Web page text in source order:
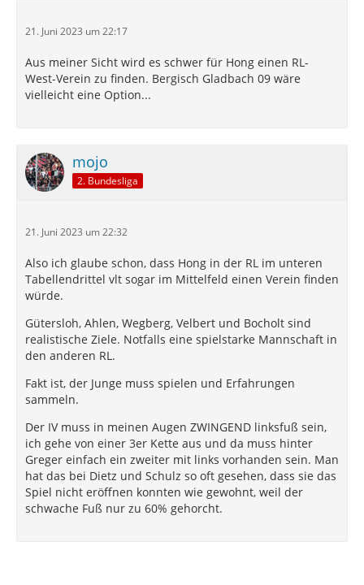
21. Juni 2023 um 22:17
Aus meiner Sicht wird es schwer für Hong einen RL-
West-Verein zu finden. Bergisch Gladbach 09 wäre
vielleicht eine Option...
mojo
2. Bundesliga
21. Juni 2023 um 22:32
Also ich glaube schon, dass Hong in der RL im unteren
Tabellendrittel vlt sogar im Mittelfeld einen Verein finden
würde.
Gütersloh, Ahlen, Wegberg, Velbert und Bocholt sind
realistische Ziele. Notfalls eine spielstarke Mannschaft in
den anderen RL.
Fakt ist, der Junge muss spielen und Erfahrungen
sammeln.
Der IV muss in meinen Augen ZWINGEND linksfuß sein,
ich gehe von einer 3er Kette aus und da muss hinter
Greger einfach ein zweiter mit links vorhanden sein. Man
hat das bei Dietz und Schulz so oft gesehen, dass sie das
Spiel nicht eröffnen konnten wie gewohnt, weil der
schwache Fuß nur zu 60% gehorcht.